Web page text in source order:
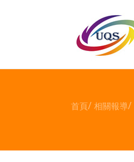
首頁 相關報導